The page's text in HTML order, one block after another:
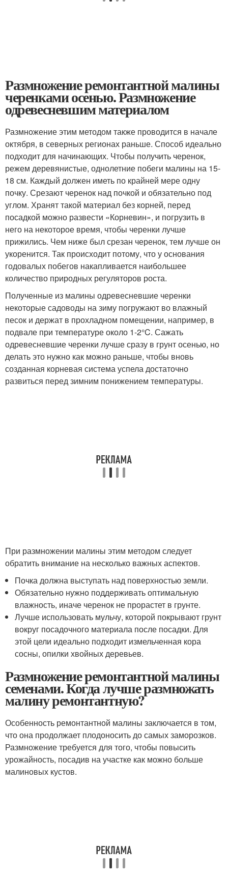
Размножение ремонтантной малины
черенками осенью. Размножение
одревесневшим материалом
Размножение этим методом также проводится в начале
октября, в северных регионах раньше. Способ идеально
подходит для начинающих. Чтобы получить черенок,
режем деревянистые, однолетние побеги малины на 15-
18 см. Каждый должен иметь по крайней мере одну
почку. Срезают черенок над почкой и обязательно под
углом. Хранят такой материал без корней, перед
посадкой можно развести «Корневин», и погрузить в
него на некоторое время, чтобы черенки лучше
прижились. Чем ниже был срезан черенок, тем лучше он
укоренится. Так происходит потому, что у основания
годовалых побегов накапливается наибольшее
количество природных регуляторов роста.
Полученные из малины одревесневшие черенки
некоторые садоводы на зиму погружают во влажный
песок и держат в прохладном помещении, например, в
подвале при температуре около 1-2°C. Сажать
одревесневшие черенки лучше сразу в грунт осенью, но
делать это нужно как можно раньше, чтобы вновь
созданная корневая система успела достаточно
развиться перед зимним понижением температуры.
При размножении малины этим методом следует
обратить внимание на несколько важных аспектов.
Почка должна выступать над поверхностью земли.
Обязательно нужно поддерживать оптимальную
влажность, иначе черенок не прорастет в грунте.
Лучше использовать мульчу, которой покрывают грунт
вокруг посадочного материала после посадки. Для
этой цели идеально подходит измельченная кора
сосны, опилки хвойных деревьев.
Размножение ремонтантной малины
семенами. Когда лучше размножать
малину ремонтантную?
Особенность ремонтантной малины заключается в том,
что она продолжает плодоносить до самых заморозков.
Размножение требуется для того, чтобы повысить
урожайность, посадив на участке как можно больше
малиновых кустов.